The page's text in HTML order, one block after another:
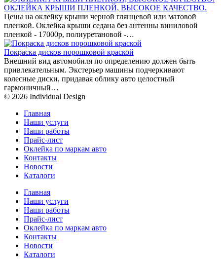
ОКЛЕЙКА КРЫШИ ПЛЕНКОЙ, ВЫСОКОЕ КАЧЕСТВО.
Цены на оклейку крыши черной глянцевой или матовой
пленкой. Оклейка крыши седана без антенны виниловой
пленкой - 17000р, полиуретановой -…
Покраска дисков порошковой краской
Внешний вид автомобиля по определению должен быть
привлекательным. Экстерьер машины подчеркивают
колесные диски, придавая облику авто целостный
гармоничный…
© 2026 Individual Design
Главная
Наши услуги
Наши работы
Прайс-лист
Оклейка по маркам авто
Контакты
Новости
Каталоги
Главная
Наши услуги
Наши работы
Прайс-лист
Оклейка по маркам авто
Контакты
Новости
Каталоги